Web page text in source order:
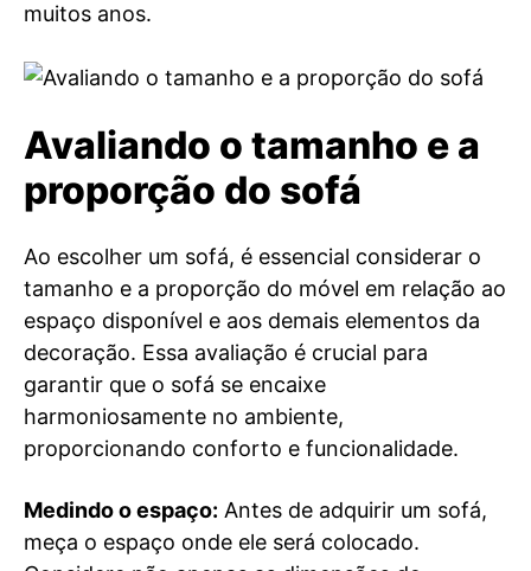
muitos anos.
Avaliando o tamanho e a
proporção do sofá
Ao escolher um sofá, é essencial considerar o
tamanho e a proporção do móvel em relação ao
espaço disponível e aos demais elementos da
decoração. Essa avaliação é crucial para
garantir que o sofá se encaixe
harmoniosamente no ambiente,
proporcionando conforto e funcionalidade.
Medindo o espaço: Antes de adquirir um sofá,
meça o espaço onde ele será colocado.